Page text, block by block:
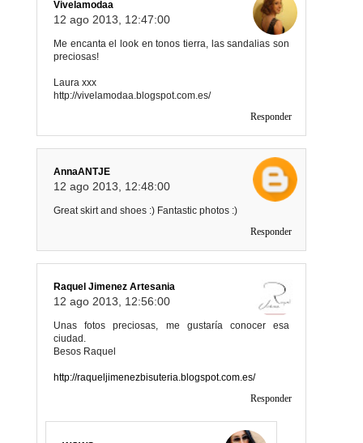
Vivelamodaa
12 ago 2013, 12:47:00
Me encanta el look en tonos tierra, las sandalias son
preciosas!
Laura xxx
http://vivelamodaa.blogspot.com.es/
Responder
AnnaANTJE
12 ago 2013, 12:48:00
Great skirt and shoes :) Fantastic photos :)
Responder
Raquel Jimenez Artesania
12 ago 2013, 12:56:00
Unas fotos preciosas, me gustaría conocer esa
ciudad.
Besos Raquel
http://raqueljimenezbisuteria.blogspot.com.es/
Responder